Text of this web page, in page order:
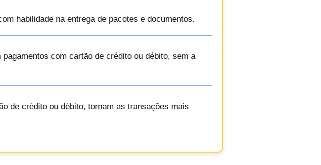
habilidade na entrega de pacotes e documentos.
com cartão de crédito ou débito, sem a
de crédito ou débito, tornam as transações mais